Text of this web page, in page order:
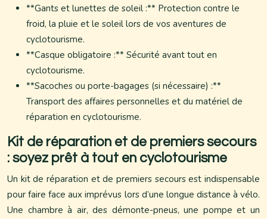
**Gants et lunettes de soleil :** Protection contre le
froid, la pluie et le soleil lors de vos aventures de
cyclotourisme.
**Casque obligatoire :** Sécurité avant tout en
cyclotourisme.
**Sacoches ou porte-bagages (si nécessaire) :**
Transport des affaires personnelles et du matériel de
réparation en cyclotourisme.
Kit de réparation et de premiers secours
: soyez prêt à tout en cyclotourisme
Un kit de réparation et de premiers secours est indispensable
pour faire face aux imprévus lors d’une longue distance à vélo.
Une chambre à air, des démonte-pneus, une pompe et un